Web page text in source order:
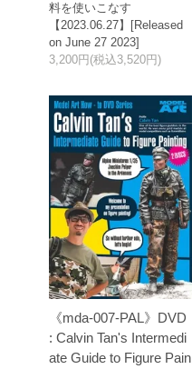
料を使いこなす
【2023.06.27】[Released
on June 27 2023]
3,200円(税込3,520円)
《mda-007-PAL》DVD
: Calvin Tan's Intermedi
ate Guide to Figure Pain